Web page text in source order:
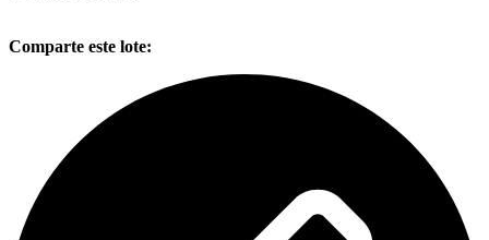
Comparte este lote: